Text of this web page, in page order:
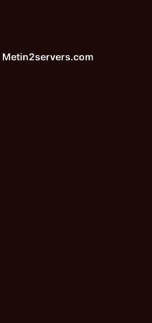
Metin2servers.com